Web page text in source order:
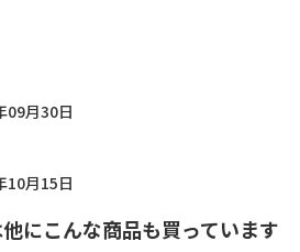
09月30日
10月15日
にこんな商品も買っています